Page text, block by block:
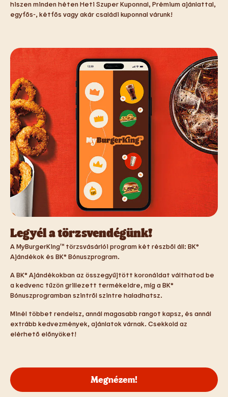
hiszen minden héten Heti Szuper Kuponnal, Prémium ajánlattal,
egyfős-, kétfős vagy akár családi kuponnal várunk!
Legyél a törzsvendégünk!
A MyBurgerKing™ törzsvásárlói program két részből áll: BK®
Ajándékok és BK® Bónuszprogram.
A BK® Ajándékokban az összegyűjtött koronáidat válthatod be
a kedvenc tűzön grillezett termékeidre, míg a BK®
Bónuszprogramban szintről szintre haladhatsz.
Minél többet rendelsz, annál magasabb rangot kapsz, és annál
extrább kedvezmények, ajánlatok várnak. Csekkold az
elérhető előnyöket!
Megnézem!